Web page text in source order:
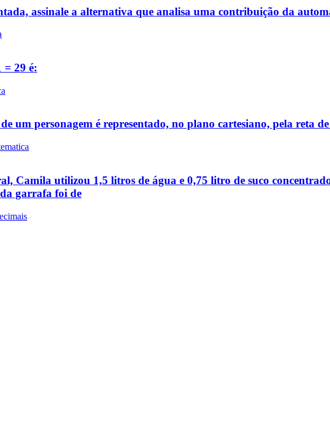
assinale a alternativa que analisa uma contribuição da
= 29 é:
um personagem é representado, no plano cartesiano, pela reta
Camila utilizou 1,5 litros de água e 0,75 litro de suco
garrafa foi de